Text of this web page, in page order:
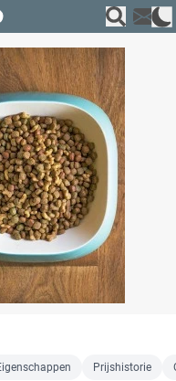
Prijshistorie